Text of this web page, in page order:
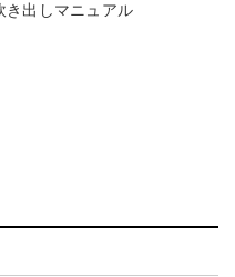
き出しマニュアル